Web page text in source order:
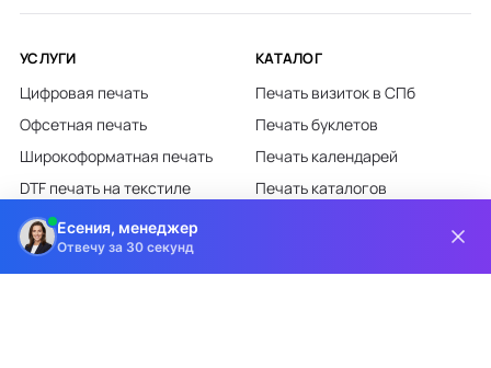
УСЛУГИ
Цифровая печать
Офсетная печать
Широкоформатная печать
DTF печать на текстиле
Лазерная гравировка
КАТАЛОГ
Печать визиток в СПб
Печать буклетов
Печать календарей
Печать каталогов
Есения, менеджер
Отвечу за 30 секунд